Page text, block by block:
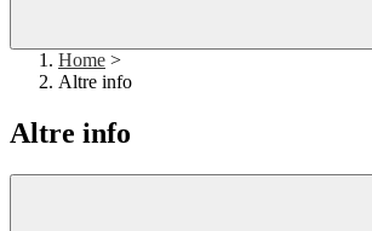
Home >
Altre info
Altre info